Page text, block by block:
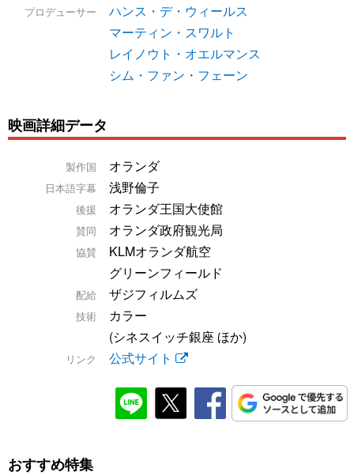
プロデューサー
ハンス・デ・ウィールス
マーティン・スワルト
レイノウト・オエルマンス
シム・ファン・フェーン
映画詳細データ
製作国 オランダ
日本語字幕 浅野倫子
後援 オランダ王国大使館
賛同 オランダ政府観光局
協賛
KLMオランダ航空
グリーンフィールド
配給 ザジフィルムズ
技術
カラー
(シネスイッチ銀座 ほか)
リンク 公式サイト
おすすめ特集